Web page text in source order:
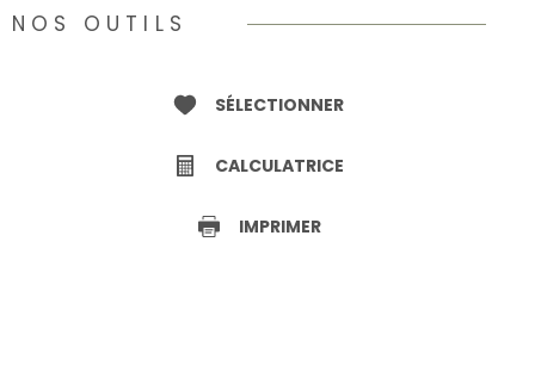
NOS OUTILS
SÉLECTIONNER
CALCULATRICE
IMPRIMER